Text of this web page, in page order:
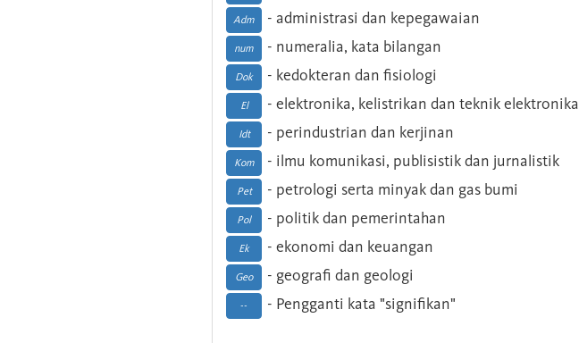
Adm - administrasi dan kepegawaian
num - numeralia, kata bilangan
Dok - kedokteran dan fisiologi
El - elektronika, kelistrikan dan teknik elektronika
Idt - perindustrian dan kerjinan
Kom - ilmu komunikasi, publisistik dan jurnalistik
Pet - petrologi serta minyak dan gas bumi
Pol - politik dan pemerintahan
Ek - ekonomi dan keuangan
Geo - geografi dan geologi
-- - Pengganti kata "signifikan"